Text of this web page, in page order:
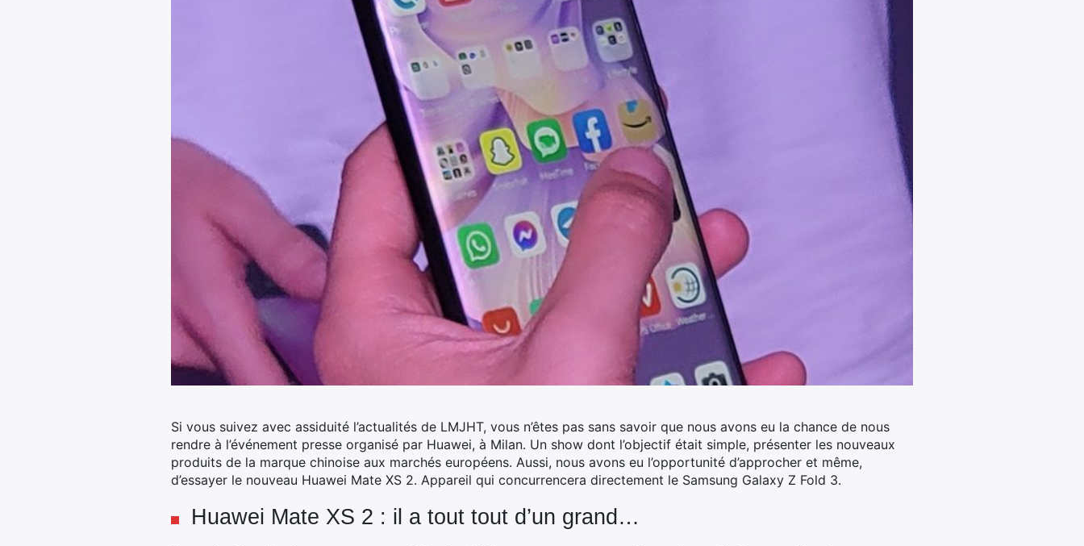
Si vous suivez avec assiduité l’actualités de LMJHT, vous n’êtes pas sans savoir que nous avons eu la chance de nous
rendre à l’événement presse organisé par Huawei, à Milan. Un show dont l’objectif était simple, présenter les nouveaux
produits de la marque chinoise aux marchés européens. Aussi, nous avons eu l’opportunité d’approcher et même,
d’essayer le nouveau Huawei Mate XS 2. Appareil qui concurrencera directement le Samsung Galaxy Z Fold 3.
Huawei Mate XS 2 : il a tout tout d’un grand…